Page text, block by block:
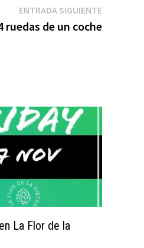
ENTRADA SIGUIENTEEntrada
siguiente:
ruedas de un coche
La Flor de la